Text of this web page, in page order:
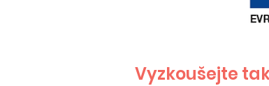
Vyzkoušejte